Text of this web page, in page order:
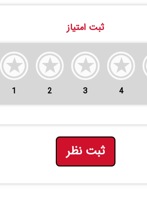
ثبت امتیاز
1 2 3 4
ثبت نظر